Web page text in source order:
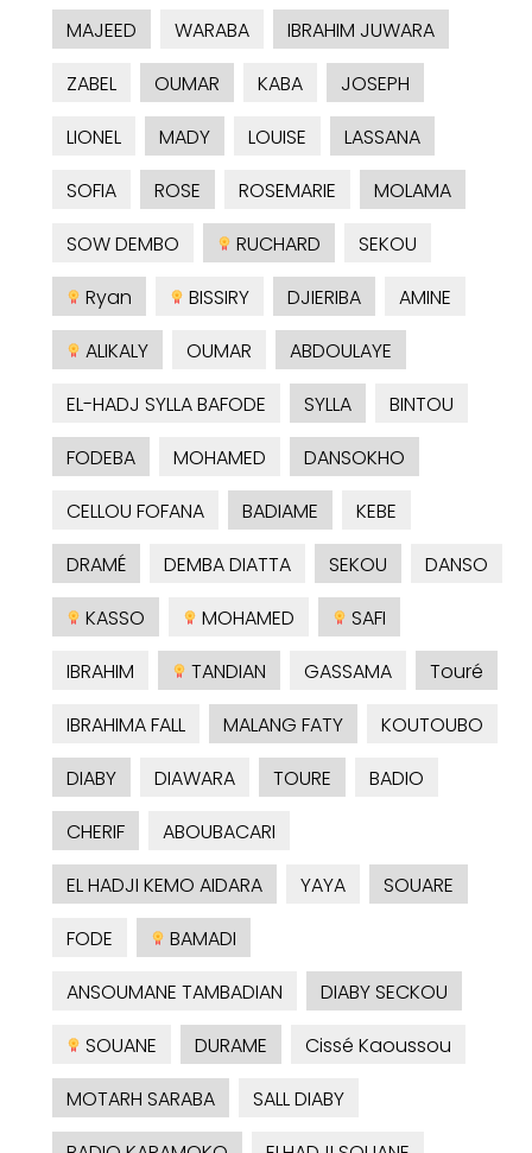
MAJEED
WARABA
IBRAHIM JUWARA
ZABEL
OUMAR KABA
JOSEPH
LIONEL
MADY LOUISE
LASSANA
SOFIA
ROSE ROSEMARIE
MOLAMA
SOW DEMBO
RUCHARD
SEKOU
Ryan
BISSIRY DJIERIBA
AMINE
ALIKALY
OUMAR
ABDOULAYE
EL-HADJ SYLLA BAFODE
SYLLA
BINTOU
FODEBA
MOHAMED
DANSOKHO
CELLOU FOFANA
BADIAME
KEBE
DRAMÉ
DEMBA DIATTA SEKOU
DANSO
KASSO
MOHAMED
SAFI
IBRAHIM
TANDIAN GASSAMA
Touré
IBRAHIMA FALL
MALANG FATY
KOUTOUBO
DIABY
DIAWARA TOURE
BADIO
CHERIF
ABOUBACARI
EL HADJI KEMO AIDARA
YAYA
SOUARE
FODE
BAMADI
ANSOUMANE TAMBADIAN
DIABY SECKOU
SOUANE
DURAME
Cissé Kaoussou
MOTARH SARABA
SALL DIABY